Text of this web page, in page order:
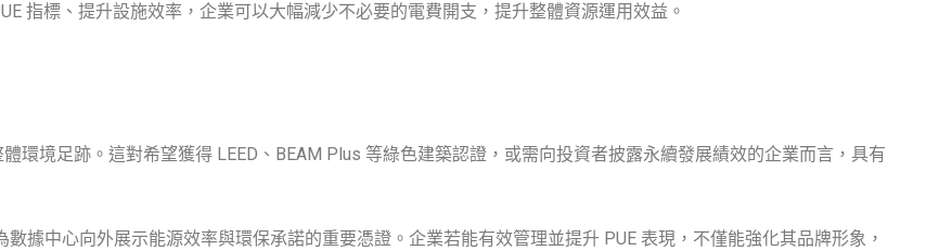
指標、提升設施效率，企業可以大幅減少不必要的電費開支，提升整體資源運用效益。
環境足跡。這對希望獲得 LEED、BEAM Plus 等綠色建築認證，或需向投資者披露永續發展績效的企業而言，具有
據中心向外展示能源效率與環保承諾的重要憑證。企業若能有效管理並提升 PUE 表現，不僅能強化其品牌形象，